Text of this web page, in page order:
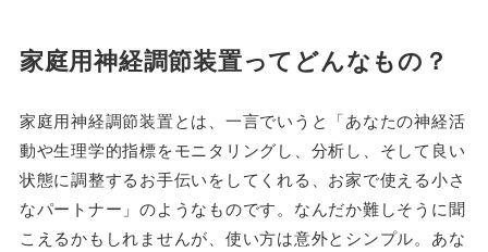
家庭用神経調節装置ってどんなもの？
家庭用神経調節装置とは、一言でいうと「あなたの神経活
動や生理学的指標をモニタリングし、分析し、そして良い
状態に調整するお手伝いをしてくれる、お家で使える小さ
なパートナー」のようなものです。なんだか難しそうに聞
こえるかもしれませんが、使い方は意外とシンプル。あな